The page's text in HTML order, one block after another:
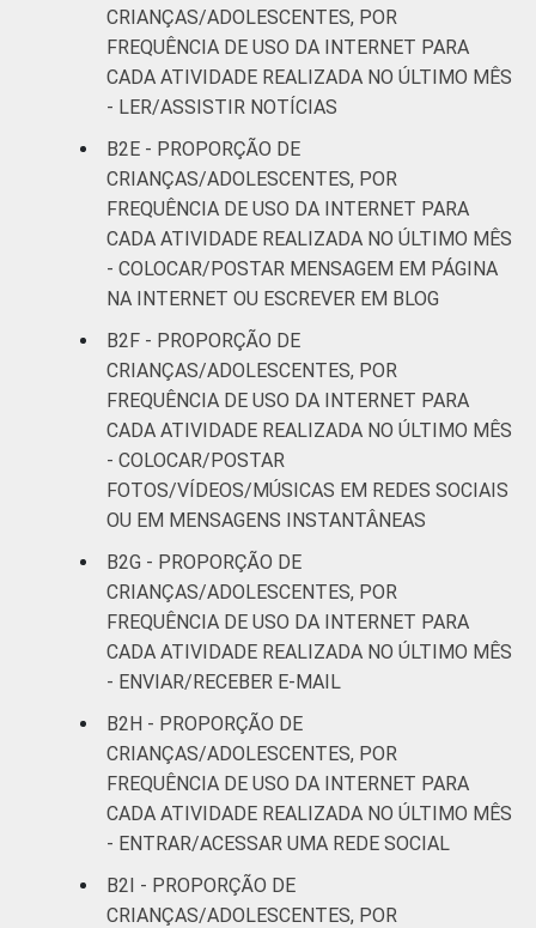
CRIANÇAS/ADOLESCENTES, POR
FREQUÊNCIA DE USO DA INTERNET PARA
CADA ATIVIDADE REALIZADA NO ÚLTIMO MÊS
- LER/ASSISTIR NOTÍCIAS
B2E - PROPORÇÃO DE
CRIANÇAS/ADOLESCENTES, POR
FREQUÊNCIA DE USO DA INTERNET PARA
CADA ATIVIDADE REALIZADA NO ÚLTIMO MÊS
- COLOCAR/POSTAR MENSAGEM EM PÁGINA
NA INTERNET OU ESCREVER EM BLOG
B2F - PROPORÇÃO DE
CRIANÇAS/ADOLESCENTES, POR
FREQUÊNCIA DE USO DA INTERNET PARA
CADA ATIVIDADE REALIZADA NO ÚLTIMO MÊS
- COLOCAR/POSTAR
FOTOS/VÍDEOS/MÚSICAS EM REDES SOCIAIS
OU EM MENSAGENS INSTANTÂNEAS
B2G - PROPORÇÃO DE
CRIANÇAS/ADOLESCENTES, POR
FREQUÊNCIA DE USO DA INTERNET PARA
CADA ATIVIDADE REALIZADA NO ÚLTIMO MÊS
- ENVIAR/RECEBER E-MAIL
B2H - PROPORÇÃO DE
CRIANÇAS/ADOLESCENTES, POR
FREQUÊNCIA DE USO DA INTERNET PARA
CADA ATIVIDADE REALIZADA NO ÚLTIMO MÊS
- ENTRAR/ACESSAR UMA REDE SOCIAL
B2I - PROPORÇÃO DE
CRIANÇAS/ADOLESCENTES, POR